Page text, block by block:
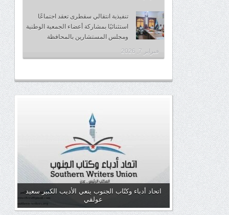
تنفيذية انتقالي سقطرى تعقد اجتماعًا
استثنائيًا بمشاركة أعضاء الجمعية الوطنية
ومجلس المستشارين بالمحافظة
فبراير 7, 2026
اتحاد أدباء وكتّاب الجنوب ينعي الأديب الكبير سعيد
عولقي